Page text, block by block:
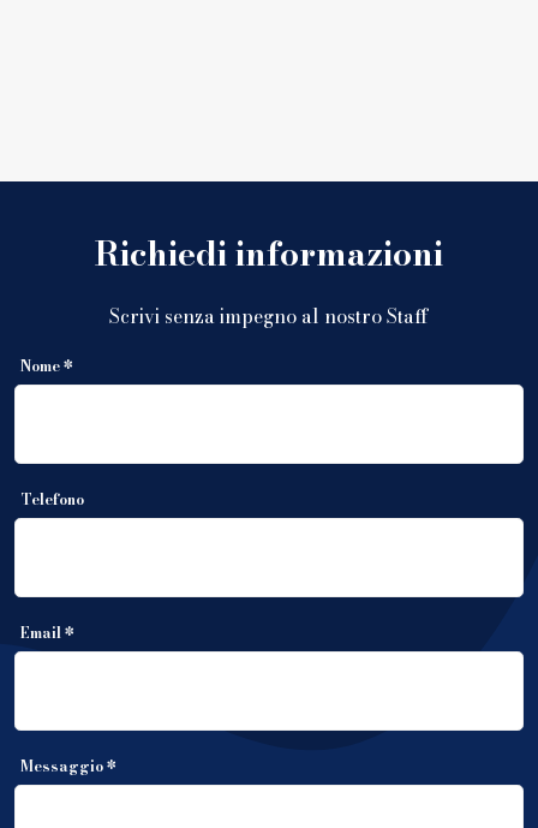
Richiedi informazioni
Scrivi senza impegno al nostro Staff
Nome *
Telefono
Email *
Messaggio *